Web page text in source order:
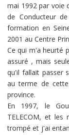
mai 1992 par voie
de Conducteur
formation en
2001 au Centre
Ce qui m'a heurté
assuré , mais
qu'il fallait passer
au terme de
province.
En 1997, le
TELECOM, et les
trompé et j'ai